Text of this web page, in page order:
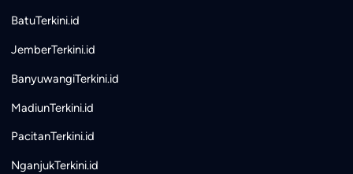
BatuTerkini.id
JemberTerkini.id
BanyuwangiTerkini.id
MadiunTerkini.id
PacitanTerkini.id
NganjukTerkini.id